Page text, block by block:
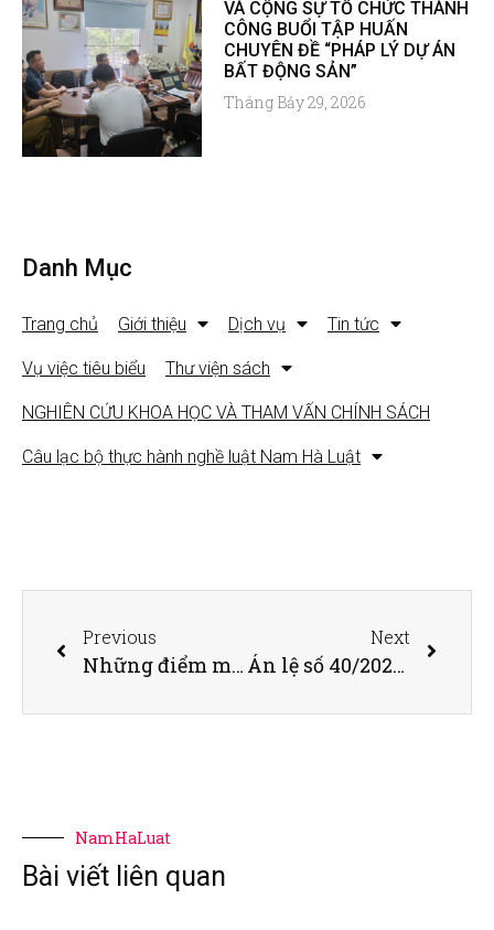
VÀ CỘNG SỰ TỔ CHỨC THÀNH
CÔNG BUỔI TẬP HUẤN
CHUYÊN ĐỀ “PHÁP LÝ DỰ ÁN
BẤT ĐỘNG SẢN”
Tháng Bảy 29, 2026
Danh Mục
Trang chủ Giới thiệu Dịch vụ Tin tức
Vụ việc tiêu biểu Thư viện sách
NGHIÊN CỨU KHOA HỌC VÀ THAM VẤN CHÍNH SÁCH
Câu lạc bộ thực hành nghề luật Nam Hà Luật
Previous
Những điểm mới về quy định bảo đảm thực hiện nghĩa vụ dân sự 2021
Next
Án lệ số 40/2021/AL về công nhận việc chuyển đổi quyền sử dụng đất trên thực tế
NamHaLuat
Bài viết liên quan